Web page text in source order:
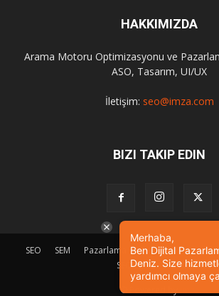
HAKKIMIZDA
Arama Motoru Optimizasyonu ve
ASO, Tasarım, UI/UX
İletişim: seo@imza.com
BIZI TAKIP EDIN
SEO SEM Pazarlama Tasarım Sosyal
SEO Eğitimi
İletişim
© Powered byimza
Merhaba,
Ben Dijital
Deniz. Size
yardımcı olmaya